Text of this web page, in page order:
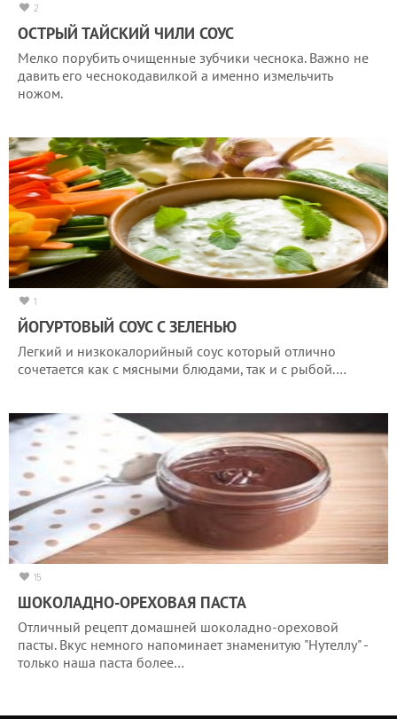
2
ОСТРЫЙ ТАЙСКИЙ ЧИЛИ СОУС
Мелко порубить очищенные зубчики чеснока. Важно не
давить его чеснокодавилкой а именно измельчить
ножом.
1
ЙОГУРТОВЫЙ СОУС С ЗЕЛЕНЬЮ
Легкий и низкокалорийный соус который отлично
сочетается как с мясными блюдами, так и с рыбой.…
15
ШОКОЛАДНО-ОРЕХОВАЯ ПАСТА
Отличный рецепт домашней шоколадно-ореховой
пасты. Вкус немного напоминает знаменитую "Нутеллу" -
только наша паста более…